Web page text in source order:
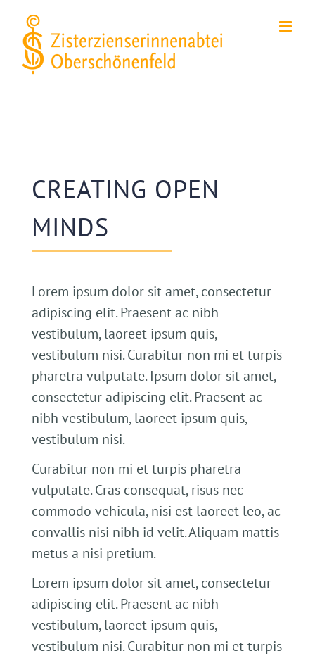
Inhalt
springen
CREATING OPEN
MINDS
Lorem ipsum dolor sit amet, consectetur
adipiscing elit. Praesent ac nibh
vestibulum, laoreet ipsum quis,
vestibulum nisi. Curabitur non mi et turpis
pharetra vulputate. Ipsum dolor sit amet,
consectetur adipiscing elit. Praesent ac
nibh vestibulum, laoreet ipsum quis,
vestibulum nisi.
Curabitur non mi et turpis pharetra
vulputate. Cras consequat, risus nec
commodo vehicula, nisi est laoreet leo, ac
convallis nisi nibh id velit. Aliquam mattis
metus a nisi pretium.
Lorem ipsum dolor sit amet, consectetur
adipiscing elit. Praesent ac nibh
vestibulum, laoreet ipsum quis,
vestibulum nisi. Curabitur non mi et turpis